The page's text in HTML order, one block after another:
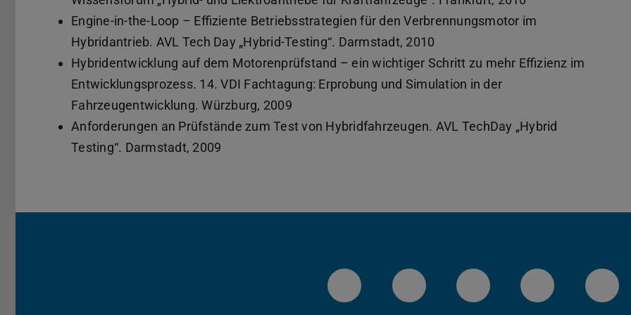
Engine-in-the-Loop – Effiziente Betriebsstrategien für den Verbrennungsmotor im
Hybridantrieb. AVL Tech Day „Hybrid-Testing“. Darmstadt, 2010
Hybridentwicklung auf dem Motorenprüfstand – ein wichtiger Schritt zu mehr Effizienz im
Entwicklungsprozess. 14. VDI Fachtagung: Erprobung und Simulation in der
Fahrzeugentwicklung. Würzburg, 2009
Anforderungen an Prüfstände zum Test von Hybridfahrzeugen. AVL TechDay „Hybrid
Testing“. Darmstadt, 2009
LinkedIn-Seite der TU Darmstadt
Instagram-Kanal der TU
Bluesky-Kanal der